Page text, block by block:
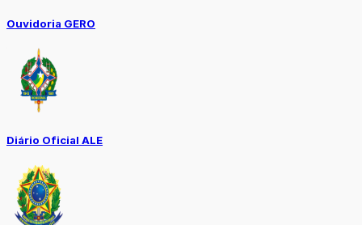
Ouvidoria GERO
Diário Oficial ALE